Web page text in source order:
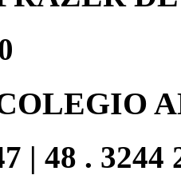
| 48 . 3244